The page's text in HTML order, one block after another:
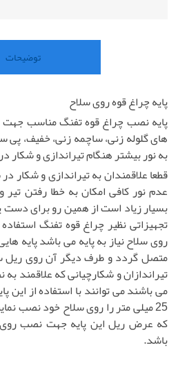
توضیحات
پایه چراغ قوه روی سلاح
پایه نصب چراغ قوه تفنگ مناسب
های گلوله زنی، ساچمه زنی، خفیف،
به نور بیشتر هنگام تیراندازی و شکار
قطعا علاقمندان به تیراندازی و
عدم نور کافی امکان به خطا رفتن
بسیار زیاد است از همین رو برای دست
تجهیزاتی نظیر چراغ قوه تفنگ
روی سلاح نیاز به پایه می باشد پایه
متصل گردد و طرف دیگر آن روی ریل
تیراندازان و شکارچیانی که علاقمند
می باشند می توانند با استفاده از این
25 میلی متر را روی سلاح خود نصب
باشد.